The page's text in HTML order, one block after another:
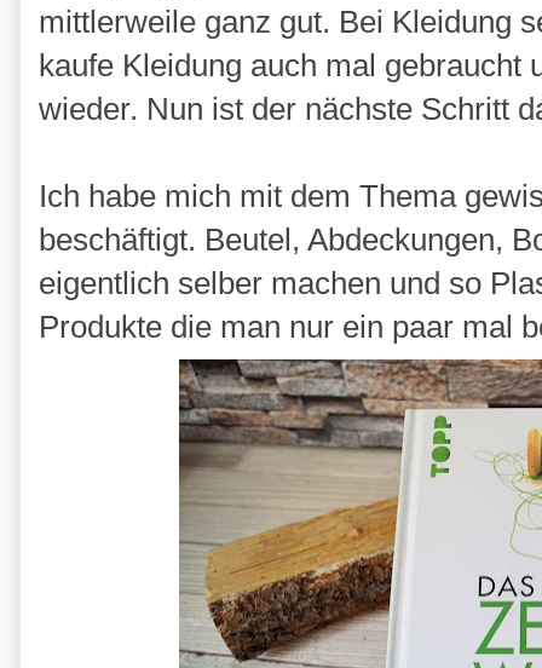
mittlerweile ganz gut. Bei Kleidung
kaufe Kleidung auch mal gebraucht
wieder. Nun ist der nächste Schritt
Ich habe mich mit dem Thema
beschäftigt. Beutel, Abdeckungen,
eigentlich selber machen und so
Produkte die man nur ein paar mal